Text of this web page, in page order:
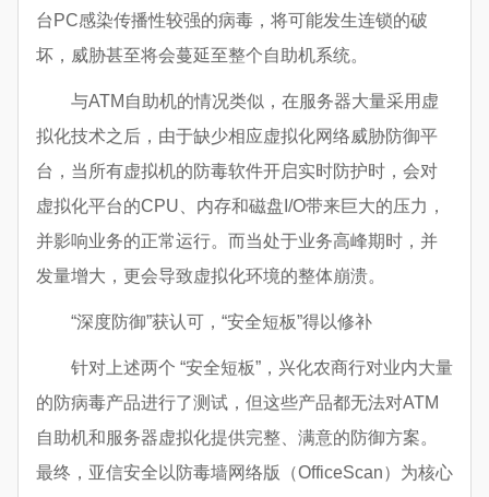
台PC感染传播性较强的病毒，将可能发生连锁的破
坏，威胁甚至将会蔓延至整个自助机系统。
与ATM自助机的情况类似，在服务器大量采用虚
拟化技术之后，由于缺少相应虚拟化网络威胁防御平
台，当所有虚拟机的防毒软件开启实时防护时，会对
虚拟化平台的CPU、内存和磁盘I/O带来巨大的压力，
并影响业务的正常运行。而当处于业务高峰期时，并
发量增大，更会导致虚拟化环境的整体崩溃。
“深度防御”获认可，“安全短板”得以修补
针对上述两个 “安全短板”，兴化农商行对业内大量
的防病毒产品进行了测试，但这些产品都无法对ATM
自助机和服务器虚拟化提供完整、满意的防御方案。
最终，亚信安全以防毒墙网络版（OfficeScan）为核心